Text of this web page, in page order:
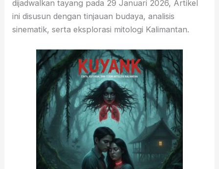
dijadwalkan tayang pada 29 Januari 2026, Artikel
ini disusun dengan tinjauan budaya, analisis
sinematik, serta eksplorasi mitologi Kalimantan.